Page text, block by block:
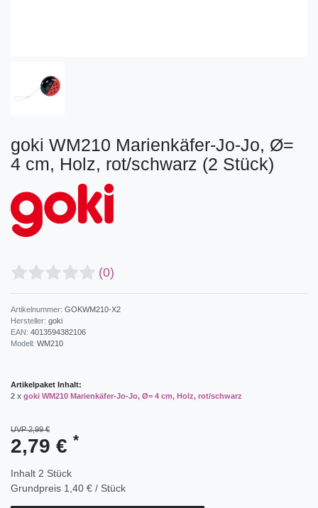
goki WM210 Marienkäfer-Jo-Jo, Ø=
4 cm, Holz, rot/schwarz (2 Stück)
(0)
Artikelnummer: GOKWM210-X2
Hersteller: goki
EAN: 4013594382106
Modell: WM210
Artikelpaket Inhalt:
2 x goki WM210 Marienkäfer-Jo-Jo, Ø= 4 cm, Holz, rot/schwarz
UVP 2,99 €
2,79 € *
Inhalt 2 Stück
Grundpreis 1,40 € / Stück